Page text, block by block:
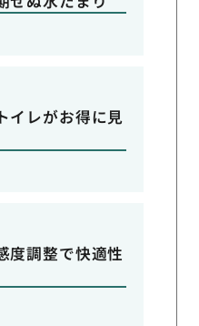
イレがお得に見
度調整で快適性